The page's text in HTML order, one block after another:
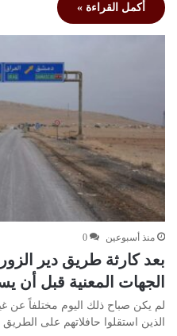
أكمل القراءة »
منذ أسبوعين 0
بعد كارثة طريق دير
الجهات المعنية قبل أن
لم يكن صباح ذلك اليوم مختلفاً عن
الذين استقلوا حافلاتهم على